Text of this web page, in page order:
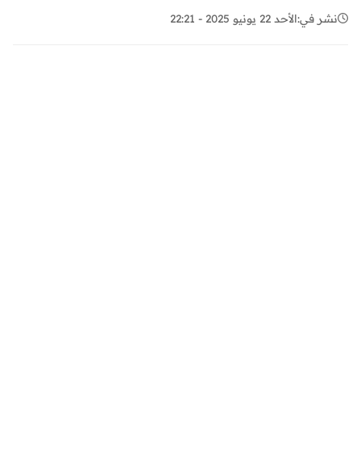
نشر في:الأحد 22 يونيو 2025 - 22:21